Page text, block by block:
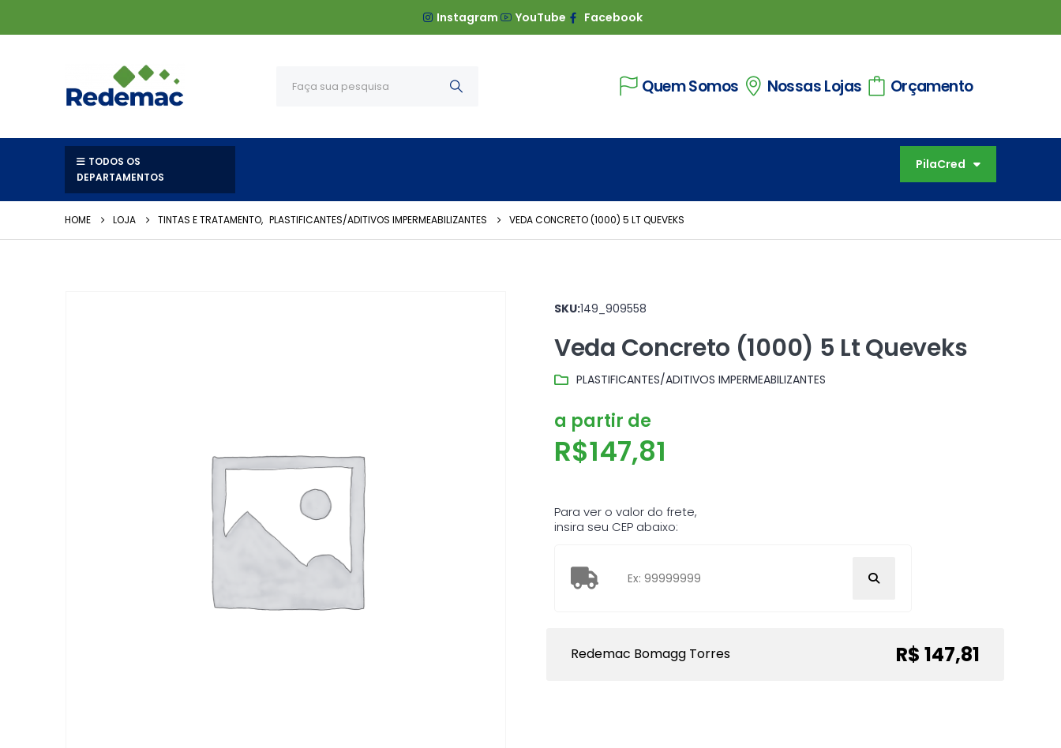
Instagram YouTube Facebook
Quem Somos Nossas Lojas Orçamento
TODOS OS
DEPARTAMENTOS
PilaCred
HOME LOJA TINTAS E TRATAMENTO, PLASTIFICANTES/ADITIVOS IMPERMEABILIZANTES VEDA CONCRETO (1000) 5 LT QUEVEKS
SKU:149_909558
Veda Concreto (1000) 5 Lt Queveks
PLASTIFICANTES/ADITIVOS IMPERMEABILIZANTES
a partir de
R$147,81
Para ver o valor do frete,
insira seu CEP abaixo:
Redemac Bomagg Torres R$ 147,81